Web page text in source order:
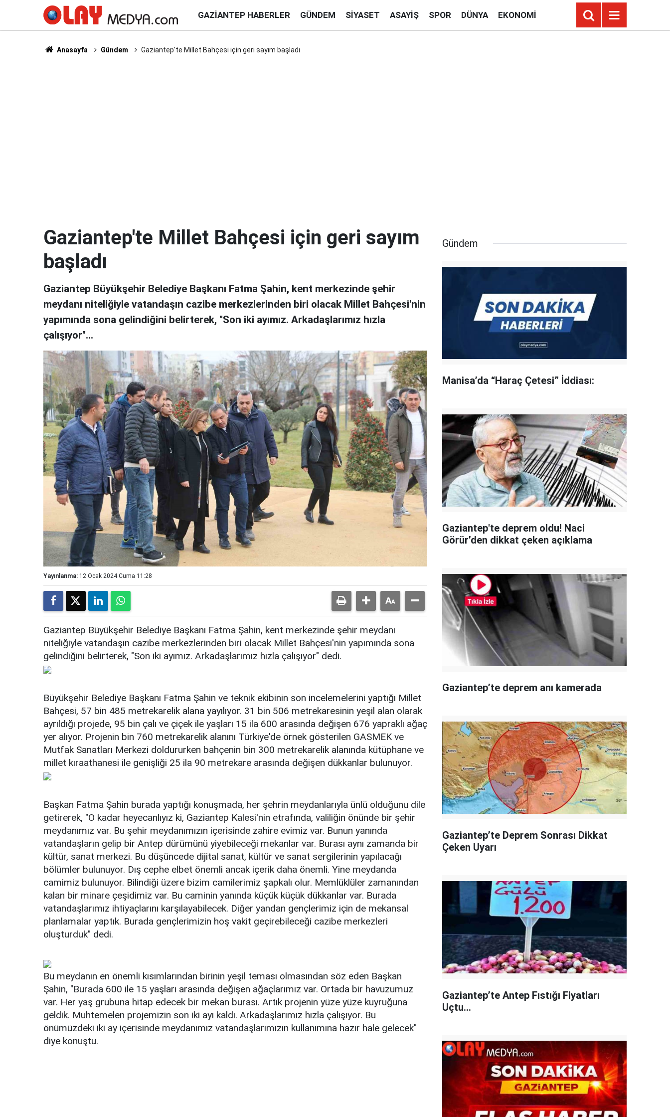
GAZIANTEP HABERLER GÜNDEM SIYASET ASAYIŞ SPOR DÜNYA EKONOMI
Anasayfa Gündem Gaziantep'te Millet Bahçesi için geri sayım başladı
Gaziantep'te Millet Bahçesi için geri sayım
başladı
Gaziantep Büyükşehir Belediye Başkanı Fatma Şahin, kent merkezinde şehir
meydanı niteliğiyle vatandaşın cazibe merkezlerinden biri olacak Millet Bahçesi'nin
yapımında sona gelindiğini belirterek, "Son iki ayımız. Arkadaşlarımız hızla
çalışıyor"...
Yayınlanma: 12 Ocak 2024 Cuma 11:28
Gaziantep Büyükşehir Belediye Başkanı Fatma Şahin, kent merkezinde şehir meydanı
niteliğiyle vatandaşın cazibe merkezlerinden biri olacak Millet Bahçesi'nin yapımında sona
gelindiğini belirterek, "Son iki ayımız. Arkadaşlarımız hızla çalışıyor" dedi.
Büyükşehir Belediye Başkanı Fatma Şahin ve teknik ekibinin son incelemelerini yaptığı Millet
Bahçesi, 57 bin 485 metrekarelik alana yayılıyor. 31 bin 506 metrekaresinin yeşil alan olarak
ayrıldığı projede, 95 bin çalı ve çiçek ile yaşları 15 ila 600 arasında değişen 676 yapraklı ağaç
yer alıyor. Projenin bin 760 metrekarelik alanını Türkiye'de örnek gösterilen GASMEK ve
Mutfak Sanatları Merkezi doldururken bahçenin bin 300 metrekarelik alanında kütüphane ve
millet kıraathanesi ile genişliği 25 ila 90 metrekare arasında değişen dükkanlar bulunuyor.
Başkan Fatma Şahin burada yaptığı konuşmada, her şehrin meydanlarıyla ünlü olduğunu dile
getirerek, "O kadar heyecanlıyız ki, Gaziantep Kalesi'nin etrafında, valiliğin önünde bir şehir
meydanımız var. Bu şehir meydanımızın içerisinde zahire evimiz var. Bunun yanında
vatandaşların gelip bir Antep dürümünü yiyebileceği mekanlar var. Burası aynı zamanda bir
kültür, sanat merkezi. Bu düşüncede dijital sanat, kültür ve sanat sergilerinin yapılacağı
bölümler bulunuyor. Dış cephe elbet önemli ancak içerik daha önemli. Yine meydanda
camimiz bulunuyor. Bilindiği üzere bizim camilerimiz şapkalı olur. Memlüklüler zamanından
kalan bir minare çeşidimiz var. Bu caminin yanında küçük küçük dükkanlar var. Burada
vatandaşlarımız ihtiyaçlarını karşılayabilecek. Diğer yandan gençlerimiz için de mekansal
planlamalar yaptık. Burada gençlerimizin hoş vakit geçirebileceği cazibe merkezleri
oluşturduk" dedi.
Bu meydanın en önemli kısımlarından birinin yeşil teması olmasından söz eden Başkan
Şahin, "Burada 600 ile 15 yaşları arasında değişen ağaçlarımız var. Ortada bir havuzumuz
var. Her yaş grubuna hitap edecek bir mekan burası. Artık projenin yüze yüze kuyruğuna
geldik. Muhtemelen projemizin son iki ayı kaldı. Arkadaşlarımız hızla çalışıyor. Bu
önümüzdeki iki ay içerisinde meydanımız vatandaşlarımızın kullanımına hazır hale gelecek"
diye konuştu.
Gündem
Manisa’da “Haraç Çetesi” İddiası:
Gaziantep'te deprem oldu! Naci
Görür’den dikkat çeken açıklama
Gaziantep’te deprem anı kamerada
Gaziantep’te Deprem Sonrası Dikkat
Çeken Uyarı
Gaziantep’te Antep Fıstığı Fiyatları
Uçtu...